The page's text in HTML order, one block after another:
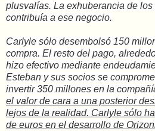
plusvalías. La exhuberancia de
contribuía a ese negocio.
Carlyle sólo desembolsó 150
compra. El resto del pago,
hizo efectivo mediante
Esteban y sus socios se
invertir 350 millones en la
el valor de cara a una posterior
lejos de la realidad. Carlyle sólo
de euros en el desarrollo de